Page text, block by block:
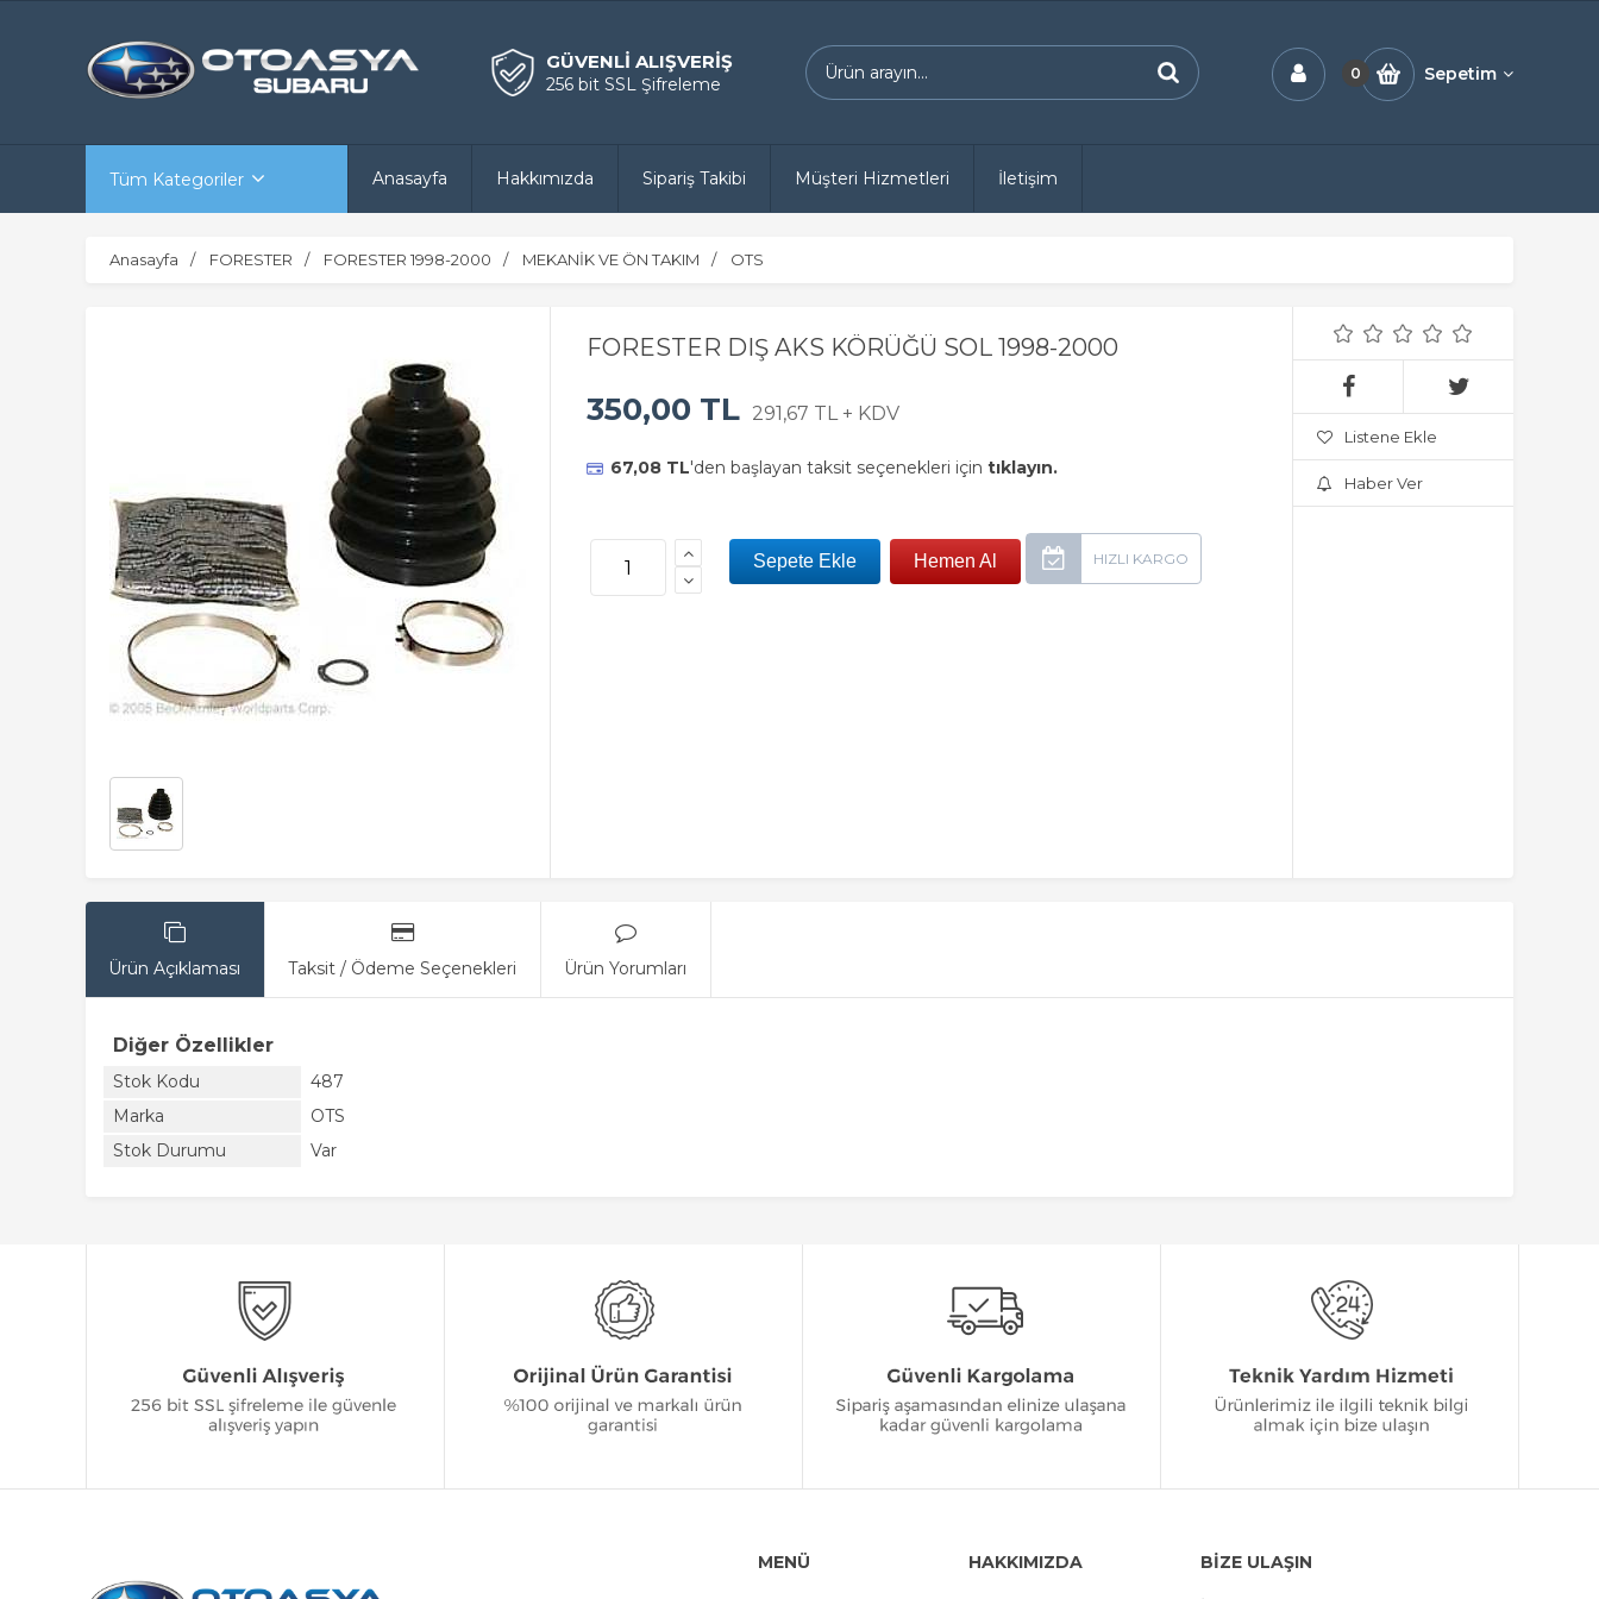
GÜVENLİ ALIŞVERİŞ
256 bit SSL Şifreleme
0 Sepetim
Tüm Kategoriler Anasayfa Hakkımızda Sipariş Takibi Müşteri Hizmetleri İletişim
Anasayfa FORESTER FORESTER 1998-2000 MEKANİK VE ÖN TAKIM OTS
FORESTER DIŞ AKS KÖRÜĞÜ SOL 1998-2000
350,00 TL 291,67 TL + KDV
67,08 TL'den başlayan taksit seçenekleri için tıklayın.
Listene Ekle
Haber Ver
Ürün Açıklaması Taksit / Ödeme Seçenekleri Ürün Yorumları
Diğer Özellikler
Stok Kodu
487
Marka
OTS
Stok Durumu
Var
MENÜ HAKKIMIZDA BİZE ULAŞIN